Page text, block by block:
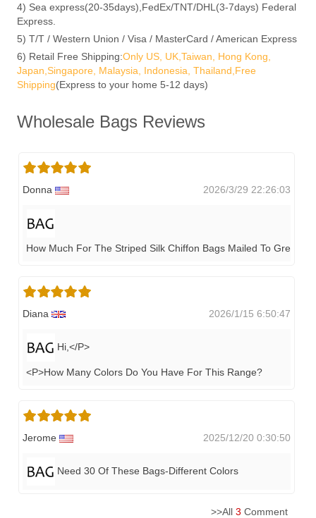
4) Sea express(20-35days),FedEx/TNT/DHL(3-7days) Federal
Express.
5) T/T / Western Union / Visa / MasterCard / American Express
6) Retail Free Shipping:Only US, UK,Taiwan, Hong Kong,
Japan,Singapore, Malaysia, Indonesia, Thailand,Free
Shipping(Express to your home 5-12 days)
Wholesale Bags Reviews
Donna 2026/3/29 22:26:03
How Much For The Striped Silk Chiffon Bags Mailed To Green
Diana 2026/1/15 6:50:47
Hi,</P>
<P>How Many Colors Do You Have For This Range?
Jerome 2025/12/20 0:30:50
Need 30 Of These Bags-Different Colors
>>All 3 Comment